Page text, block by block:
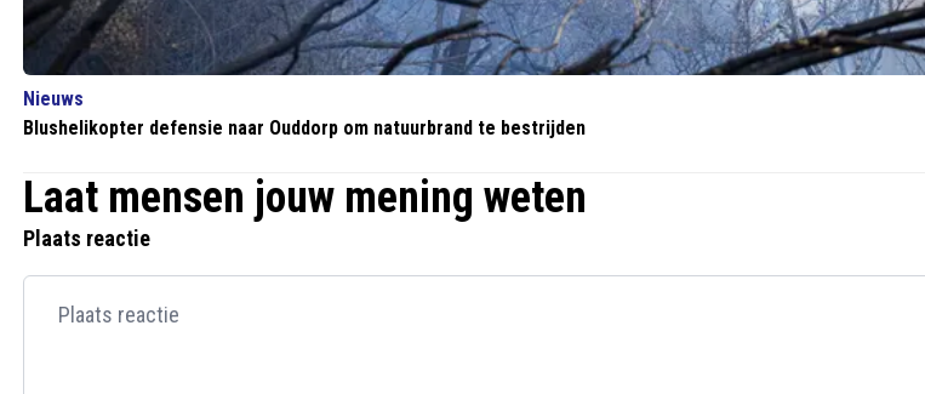
Nieuws
Blushelikopter defensie naar Ouddorp om natuurbrand te bestrijden
Laat mensen jouw mening weten
Plaats reactie